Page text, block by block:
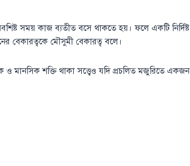
সময় কাজ ব্যতীত বসে থাকতে হয়। ফলে একটি নির্দিষ্ট
বেকারত্বকে মৌসুমী বেকারত্ব বলে।
মানসিক শক্তি থাকা সত্ত্বেও যদি প্রচলিত মজুরিতে একজন